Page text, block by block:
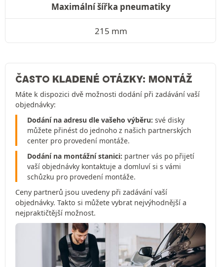
Maximální šířka pneumatiky
215 mm
ČASTO KLADENÉ OTÁZKY: MONTÁŽ
Máte k dispozici dvě možnosti dodání při zadávání vaší
objednávky:
Dodání na adresu dle vašeho výběru: své disky
můžete přinést do jednoho z našich partnerských
center pro provedení montáže.
Dodání na montážní stanici: partner vás po přijetí
vaší objednávky kontaktuje a domluví si s vámi
schůzku pro provedení montáže.
Ceny partnerů jsou uvedeny při zadávání vaší
objednávky. Takto si můžete vybrat nejvýhodnější a
nejpraktičtější možnost.